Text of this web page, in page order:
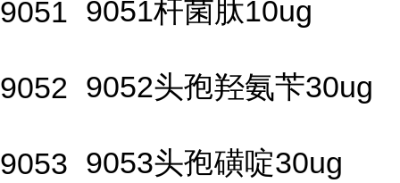
9051 9051杆菌肽10ug
9052 9052头孢羟氨苄30ug
9053 9053头孢磺啶30ug